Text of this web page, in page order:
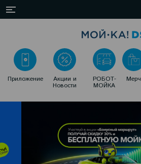
Приложение Акции и
Новости
РОБОТ-
МОЙКА
Мерч